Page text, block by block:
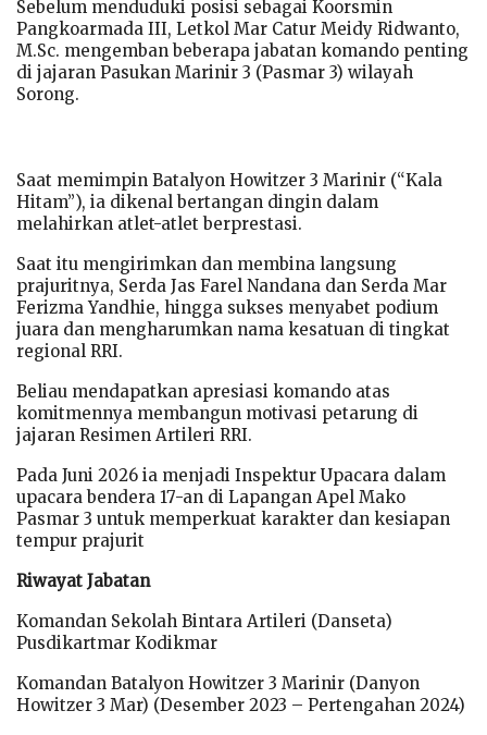
Sebelum menduduki posisi sebagai Koorsmin
Pangkoarmada III, Letkol Mar Catur Meidy Ridwanto,
M.Sc. mengemban beberapa jabatan komando penting
di jajaran Pasukan Marinir 3 (Pasmar 3) wilayah
Sorong.
Saat memimpin Batalyon Howitzer 3 Marinir (“Kala
Hitam”), ia dikenal bertangan dingin dalam
melahirkan atlet-atlet berprestasi.
Saat itu mengirimkan dan membina langsung
prajuritnya, Serda Jas Farel Nandana dan Serda Mar
Ferizma Yandhie, hingga sukses menyabet podium
juara dan mengharumkan nama kesatuan di tingkat
regional RRI.
Beliau mendapatkan apresiasi komando atas
komitmennya membangun motivasi petarung di
jajaran Resimen Artileri RRI.
Pada Juni 2026 ia menjadi Inspektur Upacara dalam
upacara bendera 17-an di Lapangan Apel Mako
Pasmar 3 untuk memperkuat karakter dan kesiapan
tempur prajurit
Riwayat Jabatan
Komandan Sekolah Bintara Artileri (Danseta)
Pusdikartmar Kodikmar
Komandan Batalyon Howitzer 3 Marinir (Danyon
Howitzer 3 Mar) (Desember 2023 – Pertengahan 2024)